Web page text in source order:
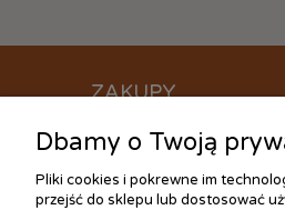
ZAKUPY
Czas realizacji zamówienia
Formy płatności
Koszt dostawy
Dbamy o Twoją
Pliki cookies i pokrewne im
przejść do sklepu lub dostosować